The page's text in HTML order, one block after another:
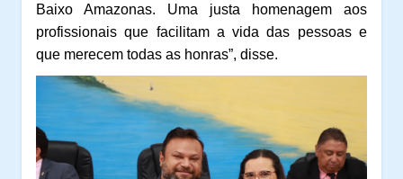
Baixo Amazonas. Uma justa homenagem aos
profissionais que facilitam a vida das pessoas e
que merecem todas as honras”, disse.